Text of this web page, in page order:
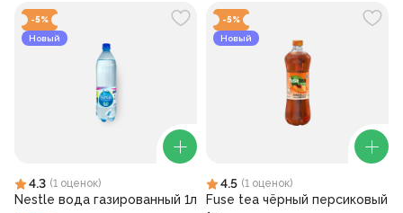
-5%
Новый
4.3 (1 оценок)
Nestle вода газированный 1л
-5%
Новый
4.5 (1 оценок)
Fuse tea чёрный персиковый